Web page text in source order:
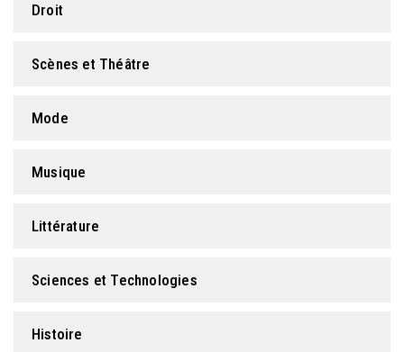
Droit
Scènes et Théâtre
Mode
Musique
Littérature
Sciences et Technologies
Histoire